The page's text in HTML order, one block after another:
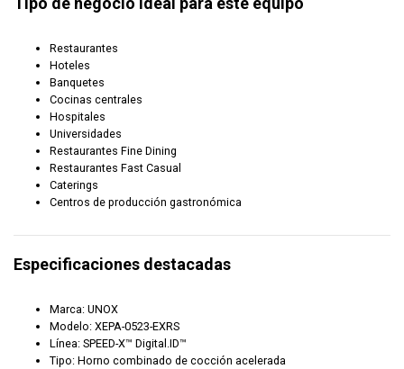
Restaurantes
Hoteles
Banquetes
Cocinas centrales
Hospitales
Universidades
Restaurantes Fine Dining
Restaurantes Fast Casual
Caterings
Centros de producción gastronómica
Especificaciones destacadas
Marca: UNOX
Modelo: XEPA-0523-EXRS
Línea: SPEED-X™ Digital.ID™
Tipo: Horno combinado de cocción acelerada